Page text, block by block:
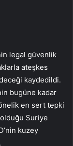
legal güvenlik
ateşkes
kaydedildi.
bugüne kadar
en sert tepki
Suriye
kuzey